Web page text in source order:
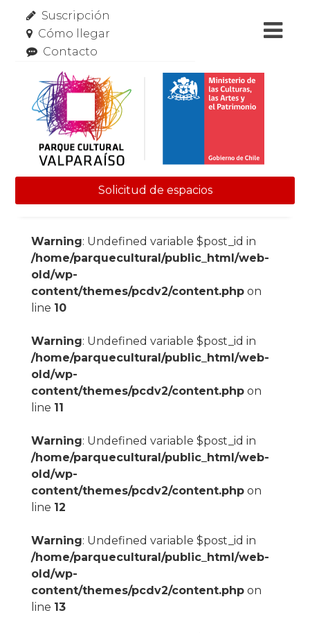
Suscripción
Cómo llegar
Contacto
Solicitud de espacios
Warning: Undefined variable $post_id in
/home/parquecultural/public_html/web-
old/wp-
content/themes/pcdv2/content.phpon
line 10
Warning: Undefined variable $post_id in
/home/parquecultural/public_html/web-
old/wp-
content/themes/pcdv2/content.phpon
line 11
Warning: Undefined variable $post_id in
/home/parquecultural/public_html/web-
old/wp-
content/themes/pcdv2/content.phpon
line 12
Warning: Undefined variable $post_id in
/home/parquecultural/public_html/web-
old/wp-
content/themes/pcdv2/content.phpon
line 13